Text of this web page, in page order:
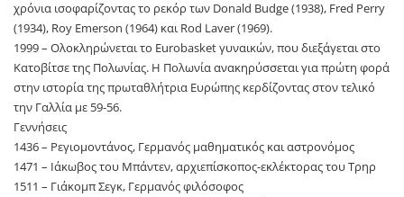
χρόνια ισοφαρίζοντας το ρεκόρ των Donald Budge (1938), Fred Perry
(1934), Roy Emerson (1964) και Rod Laver (1969).
1999 – Ολοκληρώνεται το Eurobasket γυναικών, που διεξάγεται στο
Κατοβίτσε της Πολωνίας. Η Πολωνία ανακηρύσσεται για πρώτη φορά
στην ιστορία της πρωταθλήτρια Ευρώπης κερδίζοντας στον τελικό
την Γαλλία με 59-56.
Γεννήσεις
1436 – Ρεγιομοντάνος, Γερμανός μαθηματικός και αστρονόμος
1471 – Ιάκωβος του Μπάντεν, αρχιεπίσκοπος-εκλέκτορας του Τρηρ
1511 – Γιάκομπ Σεγκ, Γερμανός φιλόσοφος